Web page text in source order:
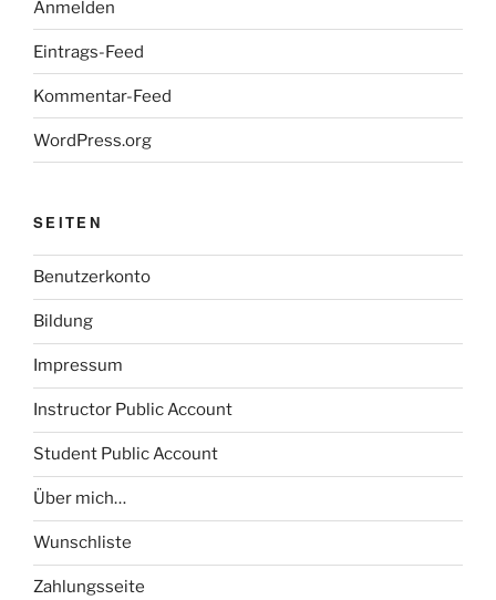
Anmelden
Eintrags-Feed
Kommentar-Feed
WordPress.org
SEITEN
Benutzerkonto
Bildung
Impressum
Instructor Public Account
Student Public Account
Über mich…
Wunschliste
Zahlungsseite